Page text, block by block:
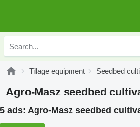
Tillage equipment Seedbed
Agro-Masz seedbed
5 ads: Agro-Masz seedbed